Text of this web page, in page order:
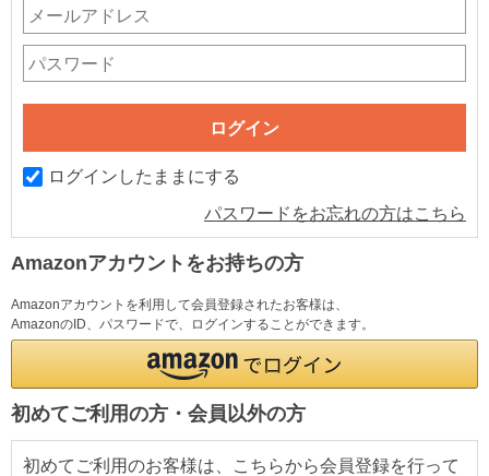
ログインしたままにする
パスワードをお忘れの方はこちら
Amazonアカウントをお持ちの方
Amazonアカウントを利用して会員登録されたお客様は、
AmazonのID、パスワードで、ログインすることができます。
初めてご利用の方・会員以外の方
初めてご利用のお客様は、こちらから会員登録を行って